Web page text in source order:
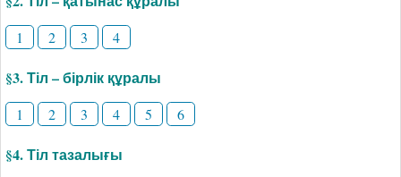
1 2 3 4
§3. Тіл – бірлік құралы
1 2 3 4 5 6
§4. Тіл тазалығы